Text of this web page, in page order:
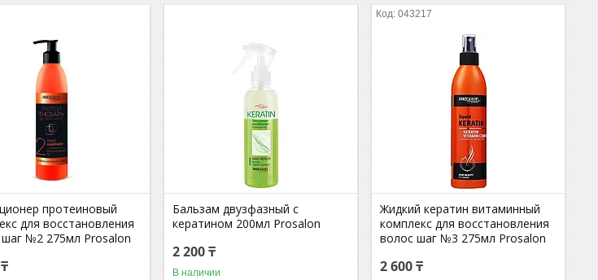
протеиновый
для восстановления
№2 275мл Prosalon
Бальзам двузфазный с
кератином 200мл Prosalon
2 200 ₸
В наличии
043217
Жидкий кератин витаминный
комплекс для восстановления
волос шаг №3 275мл Prosalon
2 600 ₸